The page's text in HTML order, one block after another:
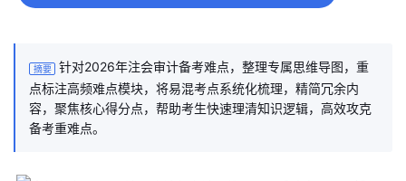
摘要
针对2026年注会审计备考难点，整理专属思维导图，重
点标注高频难点模块，将易混考点系统化梳理，精简冗余内
容，聚焦核心得分点，帮助考生快速理清知识逻辑，高效攻克
备考重难点。